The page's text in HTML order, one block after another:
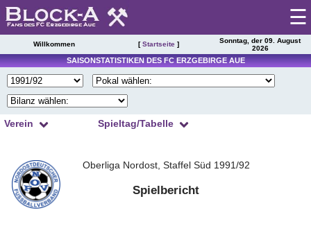
Startseite
Spieltag
|
Tabelle
Presseschau
☰
Willkommen [Startseite ]
Sonntag, der 09. August
2026
SAISONSTATISTIKEN DES FC ERZGEBIRGE AUE
Verein
Spielplan
Einsätze
Torschützen
Spieltag/Tabelle
5
6 7
8
10 11
12
Oberliga Nordost, Staffel Süd 1991/92
Spielbericht